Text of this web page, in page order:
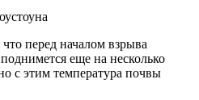
перед началом взрыва
еще на несколько
с этим температура почвы